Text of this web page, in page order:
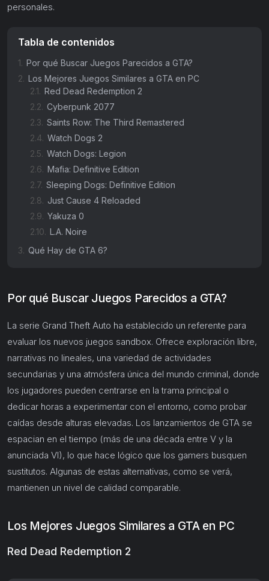
personales.
Tabla de contenidos
1. Por qué Buscar Juegos Parecidos a GTA?
2. Los Mejores Juegos Similares a GTA en PC
2.1. Red Dead Redemption 2
2.2. Cyberpunk 2077
2.3. Saints Row: The Third Remastered
2.4. Watch Dogs 2
2.5. Watch Dogs: Legion
2.6. Mafia: Definitive Edition
2.7. Sleeping Dogs: Definitive Edition
2.8. Just Cause 4 Reloaded
2.9. Yakuza 0
2.10. L.A. Noire
3. Qué Hay de GTA 6?
Por qué Buscar Juegos Parecidos a GTA?
La serie Grand Theft Auto ha establecido un referente para
evaluar los nuevos juegos sandbox. Ofrece exploración libre,
narrativas no lineales, una variedad de actividades
secundarias y una atmósfera única del mundo criminal, donde
los jugadores pueden centrarse en la trama principal o
dedicar horas a experimentar con el entorno, como probar
caídas desde alturas elevadas. Los lanzamientos de GTA se
espacian en el tiempo (más de una década entre V y la
anunciada VI), lo que hace lógico que los gamers busquen
sustitutos. Algunas de estas alternativas, como se verá,
mantienen un nivel de calidad comparable.
Los Mejores Juegos Similares a GTA en PC
Red Dead Redemption 2